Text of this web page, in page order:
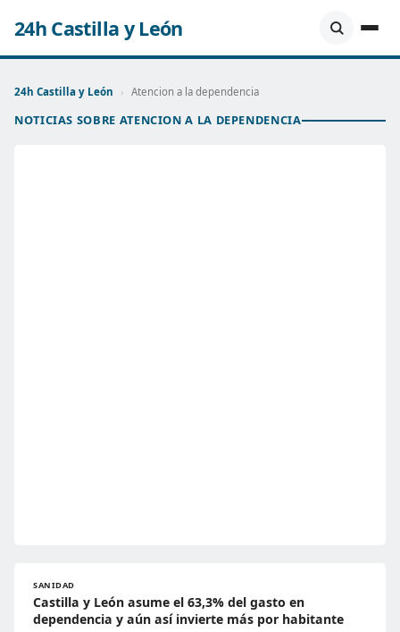
24h Castilla y León
24h Castilla y León › Atencion a la dependencia
NOTICIAS SOBRE ATENCION A LA DEPENDENCIA
SANIDAD
Castilla y León asume el 63,3% del gasto en
dependencia y aún así invierte más por habitante